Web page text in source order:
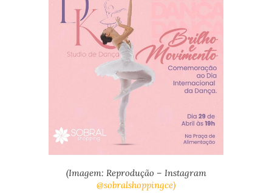
(Imagem: Reprodução – Instagram
@sobralshoppingce)